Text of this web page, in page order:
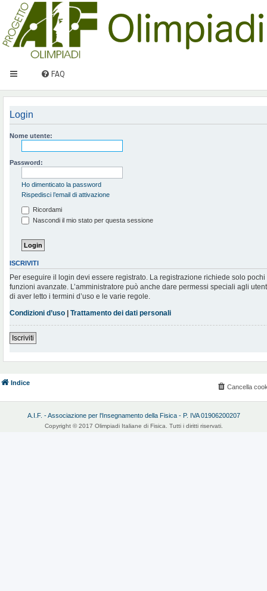
FAQ
Login
Nome utente:
Password:
Ho dimenticato la password
Rispedisci l’email di attivazione
Ricordami
Nascondi il mio stato per questa sessione
ISCRIVITI
Per eseguire il login devi essere registrato. La registrazione richiede solo
funzioni avanzate. L’amministratore può anche dare permessi speciali agli
di aver letto i termini d’uso e le varie regole.
Condizioni d’uso | Trattamento dei dati personali
Iscriviti
Indice
Cancella
A.I.F. - Associazione per l'Insegnamento della Fisica - P. IVA 01906200207
Copyright © 2017 Olimpiadi Italiane di Fisica. Tutti i diritti riservati.